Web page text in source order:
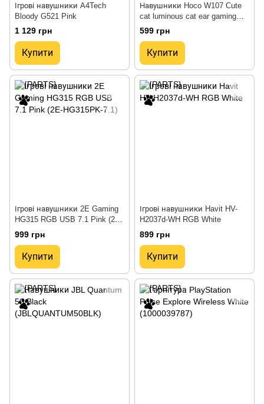
Ігрові навушники A4Tech
Bloody G521 Pink
1 129 грн
Купити
Навушники Hoco W107 Cute
cat luminous cat ear gaming
headphones Phantom Cat RBG
599 грн
Купити
Ігрові навушники 2E Gaming
HG315 RGB USB 7.1 Pink (2E-
HG315PK-7.1)
999 грн
Купити
Ігрові навушники Havit HV-
H2037d-WH RGB White
899 грн
Купити